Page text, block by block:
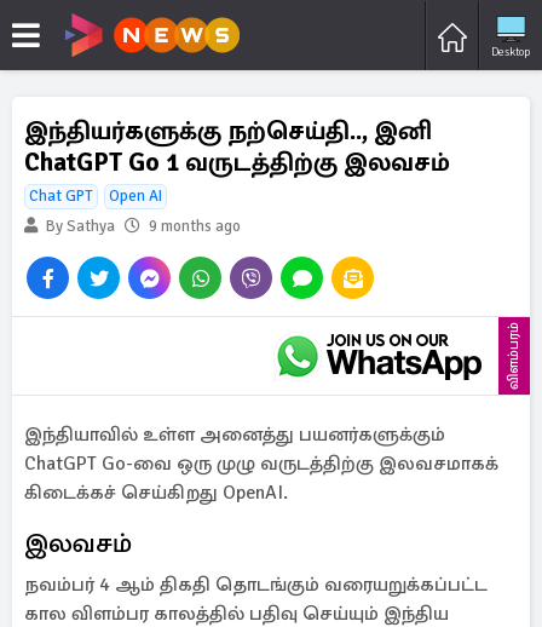
Desktop
இந்தியர்களுக்கு நற்செய்தி.., இனி
ChatGPT Go 1 வருடத்திற்கு இலவசம்
Chat GPT
Open AI
By Sathya
9 months ago
விளம்பரம்
இந்தியாவில் உள்ள அனைத்து பயனர்களுக்கும்
ChatGPT Go-வை ஒரு முழு வருடத்திற்கு இலவசமாகக்
கிடைக்கச் செய்கிறது OpenAI.
இலவசம்
நவம்பர் 4 ஆம் திகதி தொடங்கும் வரையறுக்கப்பட்ட
கால விளம்பர காலத்தில் பதிவு செய்யும் இந்திய